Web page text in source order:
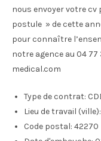
nous envoyer votre cv
postule » de cette
pour connaître
notre agence au 04
medical.com
Type de contrat:
Lieu de travail (ville):
Code postal: 42270